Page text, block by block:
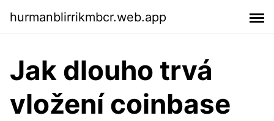
hurmanblirrikmbcr.web.app
Jak dlouho trvá
vložení coinbase